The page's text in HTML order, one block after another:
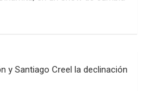
y Santiago Creel la declinación